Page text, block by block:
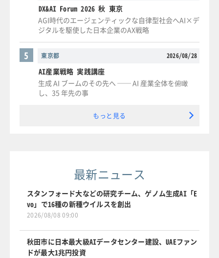
DX&AI Forum 2026 秋 東京
AGI時代のエージェンティックな自律型社会へAI×デ
ジタルを駆使した日本企業のAX戦略
東京都 2026/08/28
5
AI産業戦略 実践講座
生成 AI ブームのその先へ ── AI 産業全体を俯瞰
し、35 年先の事
もっと見る
最新ニュース
スタンフォード大などの研究チーム、ゲノム生成AI「E
vo」で16種の新種ウイルスを創出
2026/08/08 09:00
秋田市に日本最大級AIデータセンター建設、UAEファン
ドが最大1兆円投資